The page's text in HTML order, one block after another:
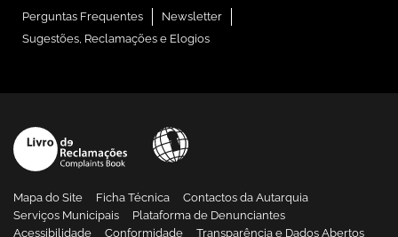
Perguntas Frequentes
Newsletter
Sugestões, Reclamações e Elogios
Mapa do Site Ficha Técnica
Contactos da Autarquia
Serviços Municipais
Plataforma de Denunciantes
Acessibilidade
Conformidade Transparência e Dados Abertos